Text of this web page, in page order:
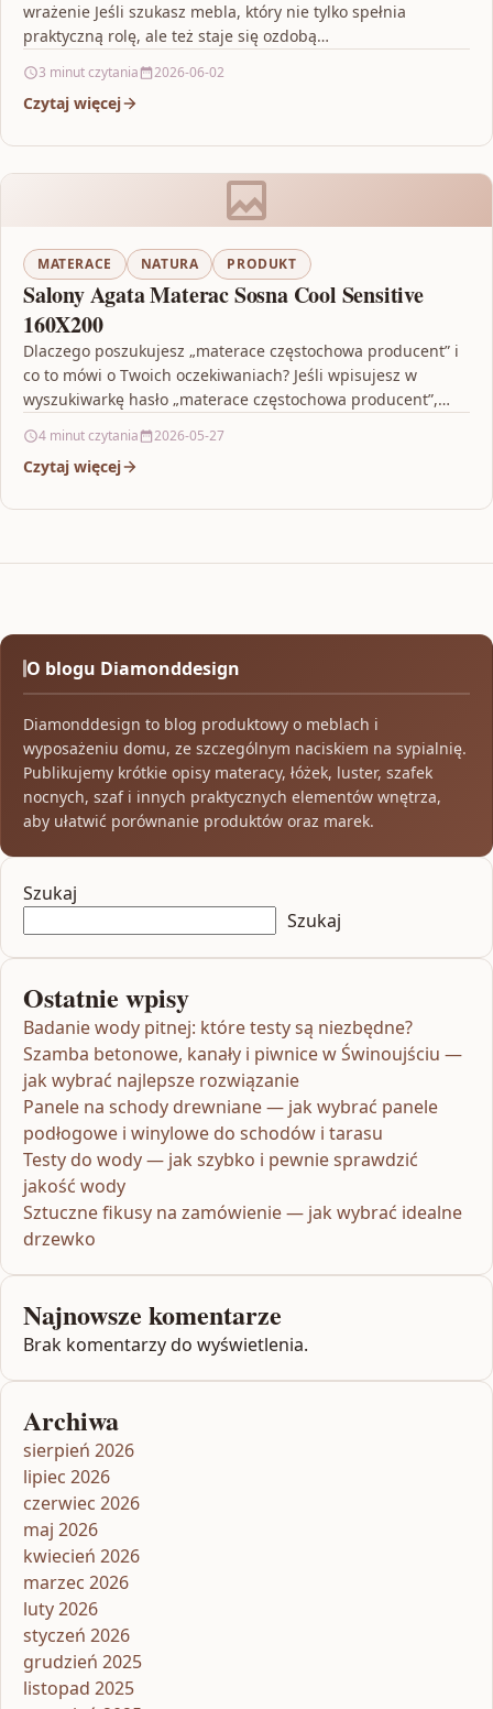
wrażenie Jeśli szukasz mebla, który nie tylko spełnia
praktyczną rolę, ale też staje się ozdobą…
3 minut czytania 2026-06-02
Czytaj więcej
MATERACE NATURA PRODUKT
Salony Agata Materac Sosna Cool Sensitive
160X200
Dlaczego poszukujesz „materace częstochowa producent” i
co to mówi o Twoich oczekiwaniach? Jeśli wpisujesz w
wyszukiwarkę hasło „materace częstochowa producent”,
4 minut czytania 2026-05-27
Czytaj więcej
O blogu Diamonddesign
Diamonddesign to blog produktowy o meblach i
wyposażeniu domu, ze szczególnym naciskiem na sypialnię.
Publikujemy krótkie opisy materacy, łóżek, luster, szafek
nocnych, szaf i innych praktycznych elementów wnętrza,
aby ułatwić porównanie produktów oraz marek.
Szukaj
Szukaj
Ostatnie wpisy
Badanie wody pitnej: które testy są niezbędne?
Szamba betonowe, kanały i piwnice w Świnoujściu —
jak wybrać najlepsze rozwiązanie
Panele na schody drewniane — jak wybrać panele
podłogowe i winylowe do schodów i tarasu
Testy do wody — jak szybko i pewnie sprawdzić
jakość wody
Sztuczne fikusy na zamówienie — jak wybrać idealne
drzewko
Najnowsze komentarze
Brak komentarzy do wyświetlenia.
Archiwa
sierpień 2026
lipiec 2026
czerwiec 2026
maj 2026
kwiecień 2026
marzec 2026
luty 2026
styczeń 2026
grudzień 2025
listopad 2025